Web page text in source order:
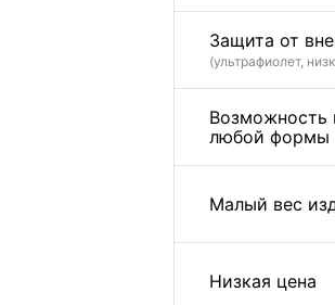
Защита от
(ультрафиолет,
Возможность
любой формы
Малый вес
Низкая цена